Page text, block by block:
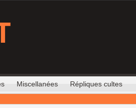
Miscellanées Répliques cultes